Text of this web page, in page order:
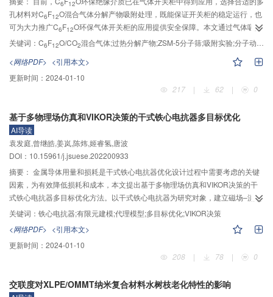
6 12
孔材料对C6F12O混合气体分解产物吸附处理，既能保证开关柜的稳定运行，也
可为大力推广C6F12O环保气体开关柜的应用提供安全保障。本文通过气体吸附
实验探究ZSM-5分子筛对C 6F12O/CO2混合气体模拟过热故障后分解产物的吸附
仿真模拟吸附过程，计算浓度分布函数、径向分布函数、扩散系数等动力学参
数以厘清吸附机理。实验结果表明：模拟过热故障后C
3F H、C 12和C6F 14
。ZSM-5
体吸附性能优异，吸附率均超过80%；对C2F6、C3F6分解气体有一定的吸附能
力，但吸附效果不明显；对C
介质C6F12O、CO2 浓度较高，ZSM-5分子筛对其浓度影响较小，实验后吸附率
分别为1.77%和0.25%。理论计算结果表明：ZSM-5分子筛能够很好地吸附动力
学直径与自身孔径相当的气体分子（C2F6、C3F8、C4F10、C3F6、C3F7
H），对于体积过小或过大的气体分子（CO2、CF4、C5 F12、C6F12O、C6F14
）吸附作用不明显。ZSM-5分子筛可用于C6F12O环保绝缘气体开关柜中对分解
过滤材料的选择提供参考。
关键词： C6F12O/CO2混合气体;过热分解产物;ZSM-5分子筛;吸附实验;分子动力学模拟
<网络PDF> <引用本文>
更新时间： 2024-01-10
217
| 62 | 0
基于多物理场仿真和VIKOR决策的干式铁心电抗器多目标优化
AI导读
袁发庭,曾继皓,姜岚,陈炜,姬睿氢,唐波
DOI：10.15961/j.jsuese.202200933
摘要： 金属导体用量和损耗是干式铁心电抗器优化设计过程中需要考虑的关键
因素，为有效降低损耗和成本，本文提出基于多物理场仿真和VIKOR决策的干
式铁心电抗器多目标优化方法。以干式铁心电抗器为研究对象，建立磁场–流场
–温度场模型，将磁场计算获得的铁心和线圈损耗密度作为热源，经过流–热耦
合计算得到电抗器温度分布；建立磁场–结构场模型，将基于磁场计算得到的电
磁力作为应力项，从而获得铁心及线圈振动位移分布，通过有限元仿真与拉丁
超立方试验设计相结合的方法，得到不同结构参数下铁心电抗器温升与振动位
移结果。为进一步简化优化流程，采用灵敏度分析方法进行参数降维，建立设
性能要求的Pareto前沿解集。考虑到电抗器金属导体用量与损耗之间相互冲
关键词： 铁心电抗器;有限元建模;代理模型;多目标优化;VIKOR决策
<网络PDF> <引用本文>
更新时间： 2024-01-10
208
| 78 | 0
交联度对XLPE/OMMT纳米复合材料水树枝老化特性的影响